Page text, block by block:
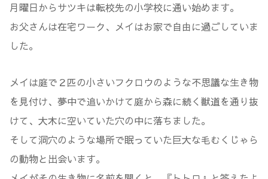
月曜日からサツキは転校先の小学校に通い始めます。
お父さんは在宅ワーク、メイはお家で自由に過ごしていま
した。
メイは庭で２匹の小さいフクロウのような不思議な生き物
を見付け、夢中で追いかけて庭から森に続く獣道を通り抜
けて、大木に空いていた穴の中に落ちました。
そして洞穴のような場所で眠っていた巨大な毛むくじゃら
の動物と出会います。